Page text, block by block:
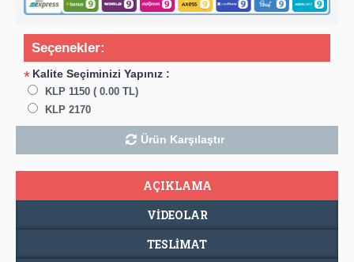
Seçenekler:
* Kalite Seçiminizi Yapınız :
KLP 1150 ( 0.00 TL)
KLP 2170
Ürün Karşılaştır
AÇIKLAMA
VIDEOLAR
TESLIMAT